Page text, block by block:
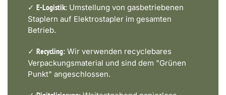
✓ E-Logistik: Umstellung von gasbetriebenen
Staplern auf Elektrostapler im gesamten
Betrieb.
✓ Recycling: Wir verwenden recyclebares
Verpackungsmaterial und sind dem "Grünen
Punkt" angeschlossen.